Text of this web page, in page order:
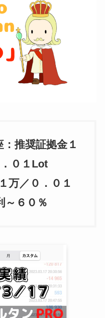
推奨証拠金１
０１Lot
万／０．０１
６０％